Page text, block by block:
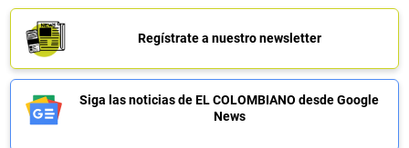
Regístrate a nuestro newsletter
Siga las noticias de EL COLOMBIANO desde Google
News